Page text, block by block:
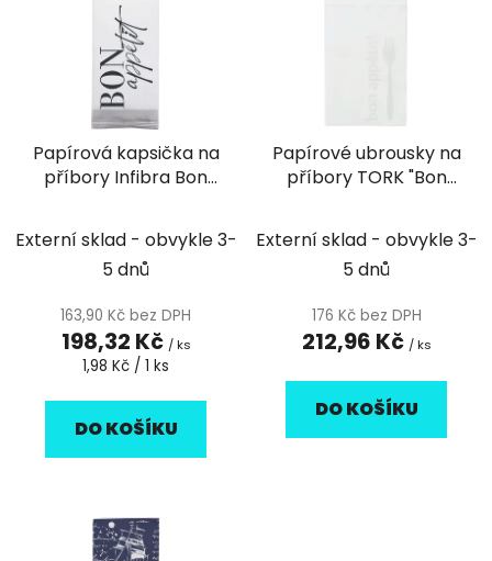
ů
k
Papírová kapsička na
příbory Infibra Bon
ubrouskem - 100ks
Externí sklad - obvykle 3-
5 dnů
163,90 Kč bez DPH
198,32 Kč / ks
Měrná
1,98 Kč / 1 ks
DO KOŠÍKU
Papírové ubrousky na
příbory TORK "Bon
Externí sklad - obvykle 3-
5 dnů
176 Kč bez DPH
212,96 Kč / ks
DO KOŠÍKU